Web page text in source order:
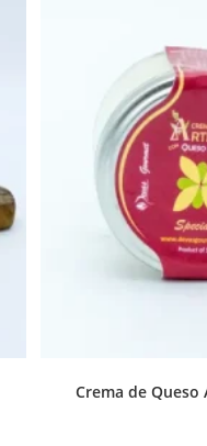
Crema de Queso